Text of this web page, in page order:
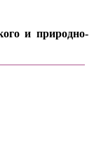
и природно-